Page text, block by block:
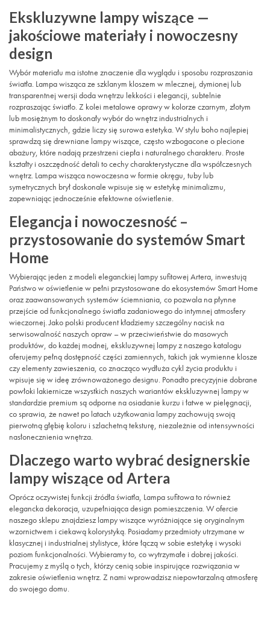
Ekskluzywne lampy wiszące —
jakościowe materiały i nowoczesny
design
Wybór materiału ma istotne znaczenie dla wyglądu i sposobu rozpraszania
światła. Lampa wisząca ze szklanym kloszem w mlecznej, dymionej lub
transparentnej wersji doda wnętrzu lekkości i elegancji, subtelnie
rozpraszając światło. Z kolei metalowe oprawy w kolorze czarnym, złotym
lub mosiężnym to doskonały wybór do wnętrz industrialnych i
minimalistycznych, gdzie liczy się surowa estetyka. W stylu boho najlepiej
sprawdzą się drewniane lampy wiszące, często wzbogacone o plecione
abażury, które nadają przestrzeni ciepła i naturalnego charakteru. Proste
kształty i oszczędność detali to cechy charakterystyczne dla współczesnych
wnętrz. Lampa wisząca nowoczesna w formie okręgu, tuby lub
symetrycznych brył doskonale wpisuje się w estetykę minimalizmu,
zapewniając jednocześnie efektowne oświetlenie.
Elegancja i nowoczesność –
przystosowanie do systemów Smart
Home
Wybierając jeden z modeli eleganckiej lampy sufitowej Artera, inwestują
Państwo w oświetlenie w pełni przystosowane do ekosystemów Smart Home
oraz zaawansowanych systemów ściemniania, co pozwala na płynne
przejście od funkcjonalnego światła zadaniowego do intymnej atmosfery
wieczornej. Jako polski producent kładziemy szczególny nacisk na
serwisowalność naszych opraw – w przeciwieństwie do masowych
produktów, do każdej modnej, ekskluzywnej lampy z naszego katalogu
oferujemy pełną dostępność części zamiennych, takich jak wymienne klosze
czy elementy zawieszenia, co znacząco wydłuża cykl życia produktu i
wpisuje się w ideę zrównoważonego designu. Ponadto precyzyjnie dobrane
powłoki lakiernicze wszystkich naszych wariantów ekskluzywnej lampy w
standardzie premium są odporne na osiadanie kurzu i łatwe w pielęgnacji,
co sprawia, że nawet po latach użytkowania lampy zachowują swoją
pierwotną głębię koloru i szlachetną teksturę, niezależnie od intensywności
nasłonecznienia wnętrza.
Dlaczego warto wybrać designerskie
lampy wiszące od Artera
Oprócz oczywistej funkcji źródła światła, Lampa sufitowa to również
elegancka dekoracja, uzupełniająca design pomieszczenia. W ofercie
naszego sklepu znajdziesz lampy wiszące wyróżniające się oryginalnym
wzornictwem i ciekawą kolorystyką. Posiadamy przedmioty utrzymane w
klasycznej i industrialnej stylistyce, które łączą w sobie estetykę i wysoki
poziom funkcjonalności. Wybieramy to, co wytrzymałe i dobrej jakości.
Pracujemy z myślą o tych, którzy cenią sobie inspirujące rozwiązania w
zakresie oświetlenia wnętrz. Z nami wprowadzisz niepowtarzalną atmosferę
do swojego domu.